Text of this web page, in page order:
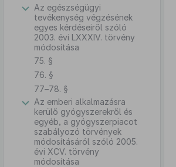
Az egészségügyi
tevékenység végzésének
egyes kérdéseiről szóló
2003. évi LXXXIV. törvény
módosítása
75. §
76. §
77–78. §
Az emberi alkalmazásra
kerülő gyógyszerekről és
egyéb, a gyógyszerpiacot
szabályozó törvények
módosításáról szóló 2005.
évi XCV. törvény
módosítása